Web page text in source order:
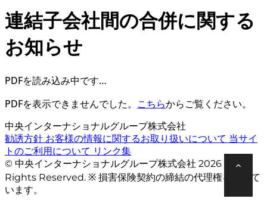
連結子会社間の合併に関する
お知らせ
PDFを読み込み中です…
PDFを表示できませんでした。 こちらからご覧ください。
中央インターナショナルグループ株式会社
勧誘方針 お客様の情報に関するお取り扱いについて 当サイ
トのご利用について リンク集
© 中央インターナショナルグループ株式会社 2026 All
Rights Reserved. ※ 損害保険契約の締結の代理権を有して
います。